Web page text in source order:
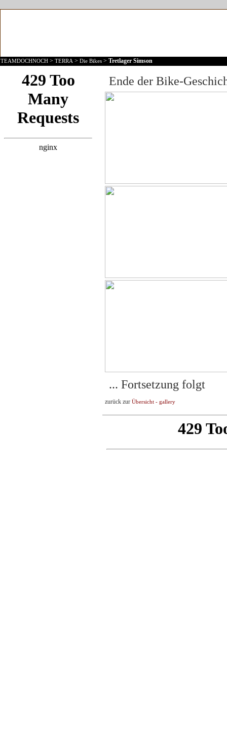
TEAMDOCHNOCH > TERRA > Die Bikes > Tretlager Simson
Ende der Bike-
... Fortsetzung folgt
zurück zur Übersicht - gallery